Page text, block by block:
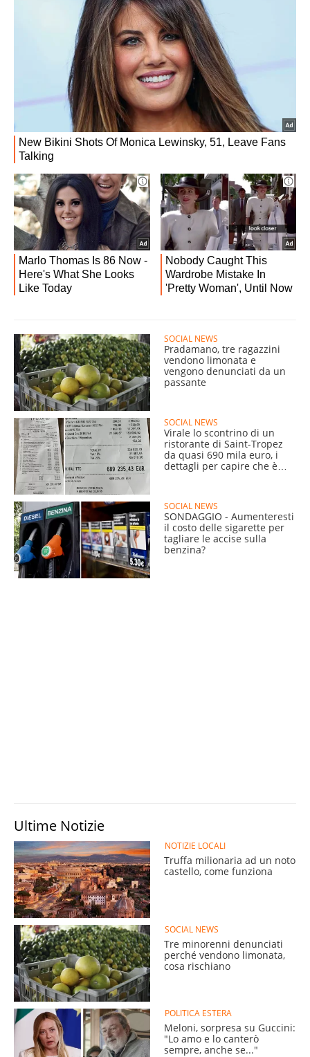
SOCIAL NEWS
Pradamano, tre ragazzini
vendono limonata e
vengono denunciati da un
passante
SOCIAL NEWS
Virale lo scontrino di un
ristorante di Saint-Tropez
da quasi 690 mila euro, i
dettagli per capire che è
SOCIAL NEWS
SONDAGGIO - Aumenteresti
il costo delle sigarette per
tagliare le accise sulla
benzina?
Ultime Notizie
NOTIZIE LOCALI
Truffa milionaria ad un noto
castello, come funziona
SOCIAL NEWS
Tre minorenni denunciati
perché vendono limonata,
cosa rischiano
POLITICA ESTERA
Meloni, sorpresa su Guccini:
"Lo amo e lo canterò
sempre, anche se..."